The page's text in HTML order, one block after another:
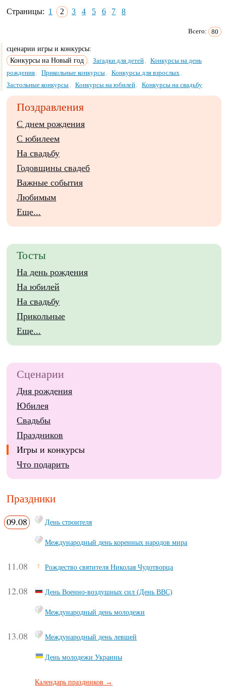
Страницы: 1 2 3 4 5 6 7 8
Всего: 80
сценарии игры и конкурсы:
Конкурсы на Новый год
Загадки для детей
Конкурсы на день
рождения
Прикольные конкурсы Конкурсы для взрослых
Застольные конкурсы Конкурсы на юбилей Конкурсы на свадьбу
Поздравления
С днем рождения
С юбилеем
На свадьбу
Годовщины свадеб
Важные события
Любимым
Еще...
Тосты
На день рождения
На юбилей
На свадьбу
Прикольные
Еще...
Сценарии
Дня рождения
Юбилея
Свадьбы
Праздников
Игры и конкурсы
Что подарить
Праздники
09.08 День строителя
Международный день коренных народов мира
11.08 Рождество святителя Николая Чудотворца
12.08 День Военно-воздушных сил (День ВВС)
Международный день молодежи
13.08 Международный день левшей
День молодежи Украины
Календарь праздников →